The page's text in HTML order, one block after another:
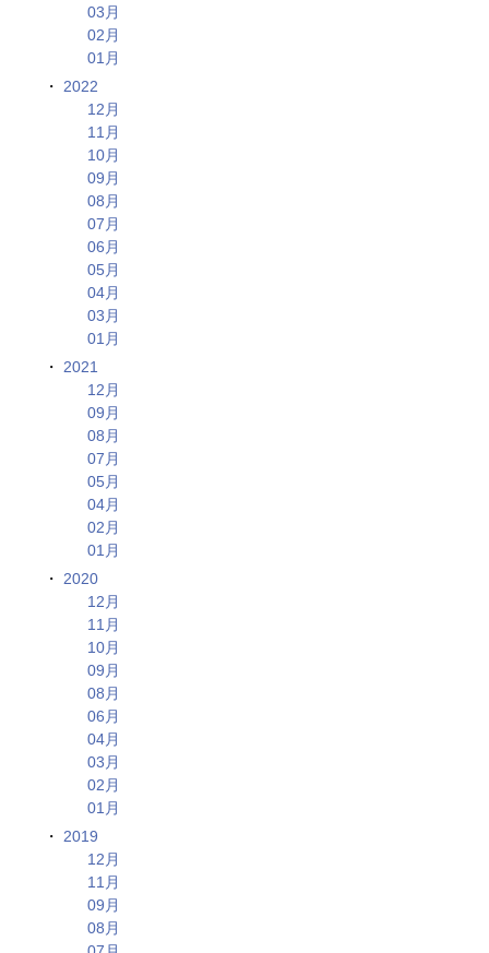
03月
02月
01月
2022
12月
11月
10月
09月
08月
07月
06月
05月
04月
03月
01月
2021
12月
09月
08月
07月
05月
04月
02月
01月
2020
12月
11月
10月
09月
08月
06月
04月
03月
02月
01月
2019
12月
11月
09月
08月